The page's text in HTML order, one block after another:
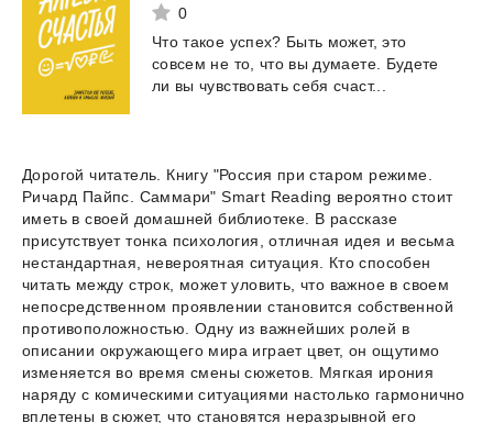
0
Что такое успех? Быть может, это
совсем не то, что вы думаете.
Будете
ли вы чувствовать себя счаст...
Дорогой читатель. Книгу "Россия при старом режиме.
Ричард Пайпс. Саммари" Smart Reading вероятно стоит
иметь в своей домашней библиотеке. В рассказе
присутствует тонка психология, отличная идея и весьма
нестандартная, невероятная ситуация. Кто способен
читать между строк, может уловить, что важное в своем
непосредственном проявлении становится собственной
противоположностью. Одну из важнейших ролей в
описании окружающего мира играет цвет, он ощутимо
изменяется во время смены сюжетов. Мягкая ирония
наряду с комическими ситуациями настолько гармонично
вплетены в сюжет, что становятся неразрывной его